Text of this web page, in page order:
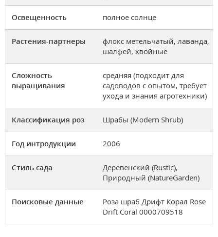
Освещенность полное солнце
Растения-партнеры
флокс метельчатый, лаванда,
шалфей, хвойные
Сложность
выращивания
средняя (подходит для
садоводов с опытом, требует
ухода и знания агротехники)
Классификация роз Шрабы (Modern Shrub)
Год интродукции 2006
Стиль сада
Деревенский (Rustic),
Природный (NatureGarden)
Поисковые данные
Роза шраб Дрифт Корал Rose
Drift Coral 0000709518